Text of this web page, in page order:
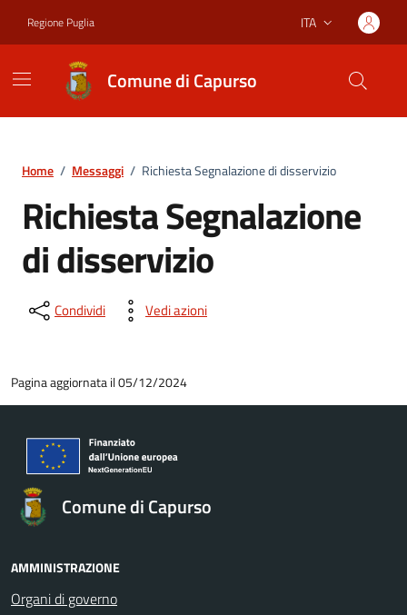
Regione Puglia Lingua attiva:
ITA
Comune di Capurso
Home / Messaggi / Richiesta Segnalazione di disservizio
Richiesta Segnalazione
di disservizio
Condividi Vedi azioni
Pagina aggiornata il 05/12/2024
Comune di Capurso
AMMINISTRAZIONE
Organi di governo